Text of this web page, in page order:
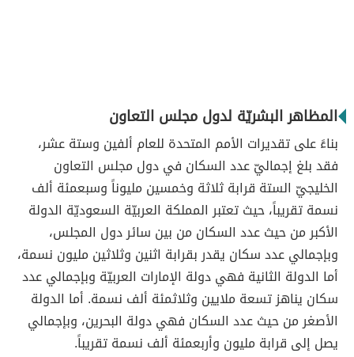
المظاهر البشريّة لدول مجلس التعاون
بناءً على تقديرات الأمم المتحدة للعام ألفين وستة عشر،
فقد بلغ إجماليّ عدد السكان في دول مجلس التعاون
الخليجيّ الستة قرابة ثلاثة وخمسين مليوناً وسبعمئة ألف
نسمة تقريباً، حيث تعتبر المملكة العربيّة السعوديّة الدولة
الأكبر من حيث عدد السكان من بين سائر دول المجلس،
وبإجمالي عدد سكان يقدر بقرابة اثنين وثلاثين مليون نسمة،
أما الدولة الثانية فهي دولة الإمارات العربيّة وبإجمالي عدد
سكان يناهز تسعة ملايين وثلاثمئة ألف نسمة. أما الدولة
الأصغر من حيث عدد السكان فهي دولة البحرين، وبإجمالي
يصل إلى قرابة مليون وأربعمئة ألف نسمة تقريباً.